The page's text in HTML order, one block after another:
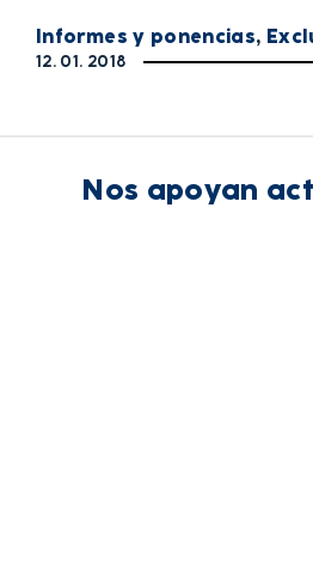
Informes y ponencias,
12. 01. 2018
Nos apoyan